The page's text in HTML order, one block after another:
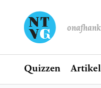
Home
Quizzen